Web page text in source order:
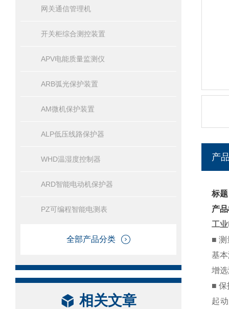
网关通信管理机
开关柜综合测控装置
APV电能质量监测仪
ARB弧光保护装置
AM微机保护装置
ALP低压线路保护器
WHD温湿度控制器
ARD智能电动机保护器
PZ可编程智能电测表
全部产品分类
相关文章
产
标
产
工
■ 测
基
增
■ 保
起